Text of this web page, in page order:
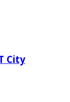
City